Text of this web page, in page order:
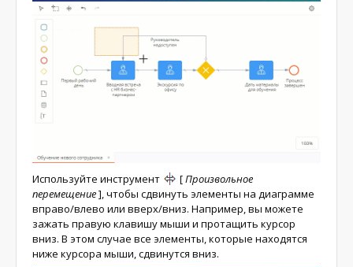
Используйте инструмент [Произвольное
перемещение], чтобы сдвинуть элементы на диаграмме
вправо/влево или вверх/вниз. Например, вы можете
зажать правую клавишу мыши и протащить курсор
вниз. В этом случае все элементы, которые находятся
ниже курсора мыши, сдвинутся вниз.